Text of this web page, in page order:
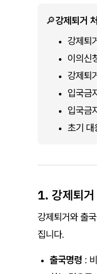
🔎강제퇴거
강제퇴
이의신
강제퇴
입국금
입국금
초기 대
1. 강제퇴
강제퇴거와 출
집니다.
출국명령 :